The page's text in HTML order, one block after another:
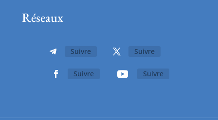
Réseaux
Suivre Suivre
Suivre Suivre